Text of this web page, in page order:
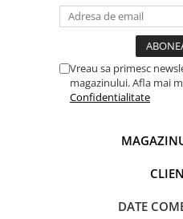
Vreau sa primesc
magazinului. Afla mai
Confidentialitate
DATE